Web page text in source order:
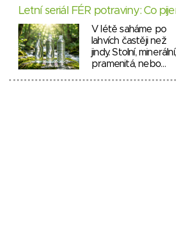
Letní seriál FÉR potraviny: Co
V létě saháme po
lahvích častěji než
jindy. Stolní, minerální,
pramenitá, nebo…